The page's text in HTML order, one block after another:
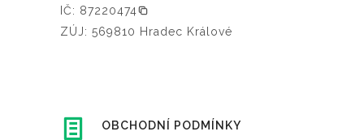
IČ: 87220474
ZÚJ: 569810 Hradec Králové
OBCHODNÍ PODMÍNKY